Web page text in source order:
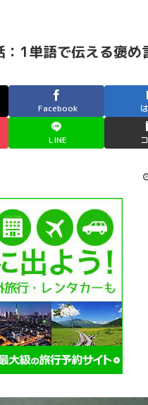
：1単語で伝える褒め
Facebook
LINE